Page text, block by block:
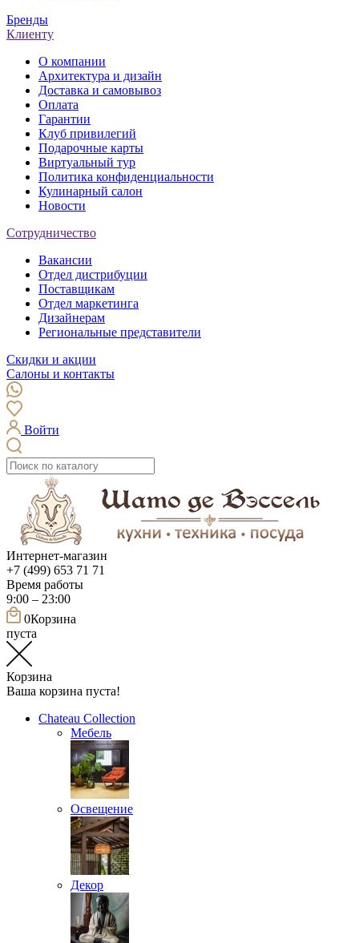
Бренды
Клиенту
О компании
Архитектура и дизайн
Доставка и самовывоз
Оплата
Гарантии
Клуб привилегий
Подарочные карты
Виртуальный тур
Политика конфиденциальности
Кулинарный салон
Новости
Сотрудничество
Вакансии
Отдел дистрибуции
Поставщикам
Отдел маркетинга
Дизайнерам
Региональные представители
Скидки и акции
Салоны и контакты
Войти
Интернет-магазин
+7 (499) 653 71 71
Время работы
9:00 – 23:00
0Корзина
пуста
Корзина
Ваша корзина пуста!
Chateau Collection
Мебель
Освещение
Декор